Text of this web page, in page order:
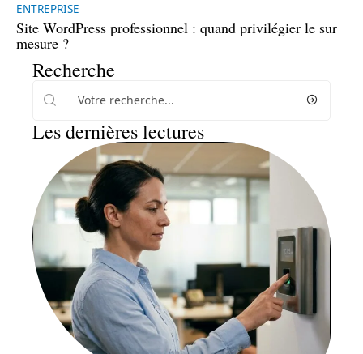
ENTREPRISE
Site WordPress professionnel : quand privilégier le sur
mesure ?
Recherche
Les dernières lectures